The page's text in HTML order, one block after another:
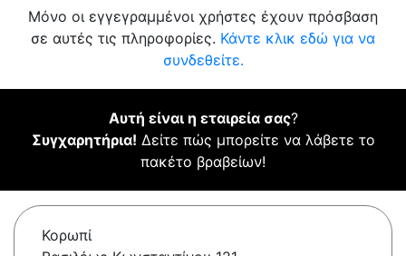
Μόνο οι εγγεγραμμένοι χρήστες έχουν πρόσβαση
σε αυτές τις πληροφορίες. Κάντε κλικ εδώ για να
συνδεθείτε.
Αυτή είναι η εταιρεία σας?
Συγχαρητήρια! Δείτε πώς μπορείτε να λάβετε το
πακέτο βραβείων!
Κορωπί